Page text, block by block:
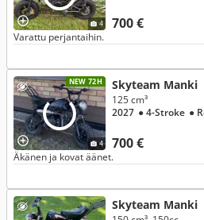
4 700 €
Varattu perjantaihin.
NEW 72H
4
Skyteam Manki
700 €
125 cm³
2027 ● 4-Stroke ●
Äkänen ja kovat äänet.
Skyteam Manki